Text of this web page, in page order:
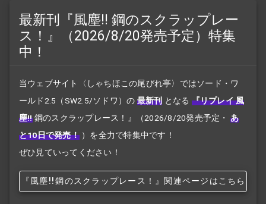
最新刊『風塵!! 鋼のスクラップレー
ス！』（2026/8/20発売予定）特集
中！
当ウェブサイト〈しゃちほこの尾びれ亭〉ではソード・ワ
ールド2.5（SW2.5/ソドワ）の 最新刊 となる 『リプレイ 風
塵!! 鋼のスクラップレース！』 （2026/8/20発売予定・ あ
と10日で発売！ ）を全力で特集中です！
ぜひ見ていってください！
『風塵!! 鋼のスクラップレース！』関連ページはこちら